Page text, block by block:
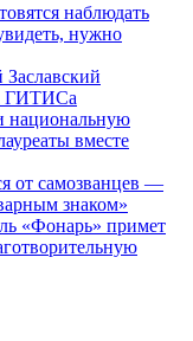
наблюдать
нужно
ГИТИСа
национальную
вместе
от самозванцев —
знаком»
«Фонарь» примет